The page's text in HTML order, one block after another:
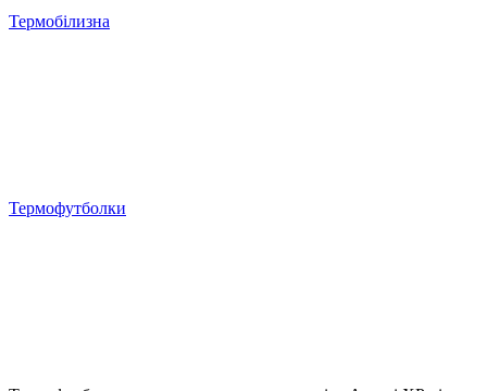
Термобілизна
Термофутболки